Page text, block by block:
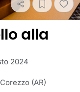
alla
2024
(AR)